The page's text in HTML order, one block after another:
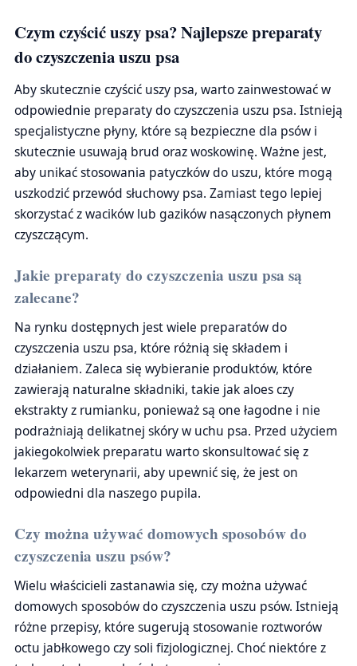
Czym czyścić uszy psa? Najlepsze preparaty
do czyszczenia uszu psa
Aby skutecznie czyścić uszy psa, warto zainwestować w
odpowiednie preparaty do czyszczenia uszu psa. Istnieją
specjalistyczne płyny, które są bezpieczne dla psów i
skutecznie usuwają brud oraz woskowinę. Ważne jest,
aby unikać stosowania patyczków do uszu, które mogą
uszkodzić przewód słuchowy psa. Zamiast tego lepiej
skorzystać z wacików lub gazików nasączonych płynem
czyszczącym.
Jakie preparaty do czyszczenia uszu psa są
zalecane?
Na rynku dostępnych jest wiele preparatów do
czyszczenia uszu psa, które różnią się składem i
działaniem. Zaleca się wybieranie produktów, które
zawierają naturalne składniki, takie jak aloes czy
ekstrakty z rumianku, ponieważ są one łagodne i nie
podrażniają delikatnej skóry w uchu psa. Przed użyciem
jakiegokolwiek preparatu warto skonsultować się z
lekarzem weterynarii, aby upewnić się, że jest on
odpowiedni dla naszego pupila.
Czy można używać domowych sposobów do
czyszczenia uszu psów?
Wielu właścicieli zastanawia się, czy można używać
domowych sposobów do czyszczenia uszu psów. Istnieją
różne przepisy, które sugerują stosowanie roztworów
octu jabłkowego czy soli fizjologicznej. Choć niektóre z